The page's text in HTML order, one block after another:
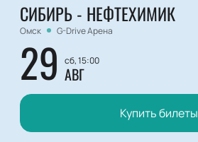
СИБИРЬ - НЕФТЕХИМИК
Омск G-Drive Арена
29 сб, 15:00
АВГ
Купить билеты